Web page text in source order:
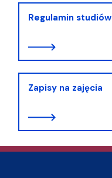
Regulamin studiów
Zapisy na zajęcia